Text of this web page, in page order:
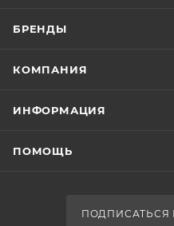
БРЕНДЫ
КОМПАНИЯ
ИНФОРМАЦИЯ
ПОМОЩЬ
ПОДПИСАТЬСЯ